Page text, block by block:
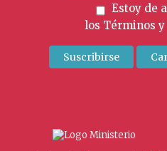
Estoy de
los Términos y